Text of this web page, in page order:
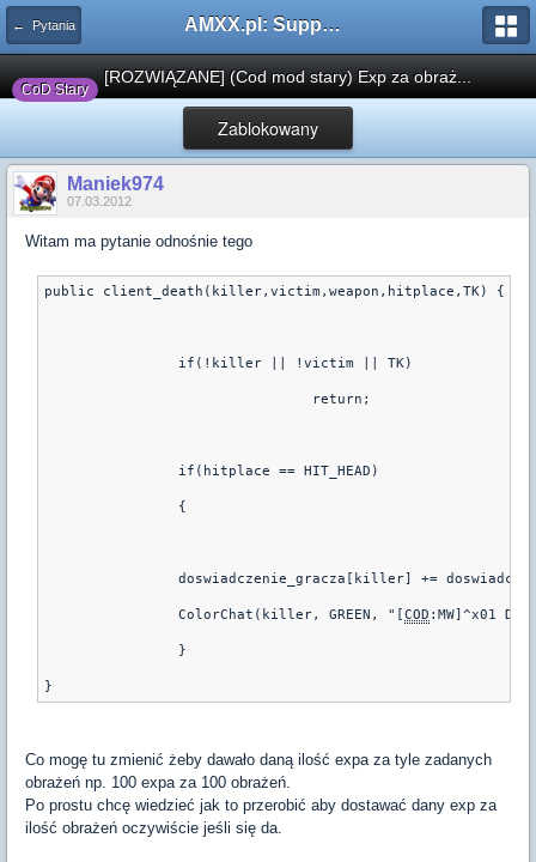
← Pytania AMXX.pl: Support AMX Mod X i SourceMod
CoD Stary
[ROZWIĄZANE] (Cod mod stary) Exp za obraż...
Zablokowany
Maniek974
07.03.2012
Witam ma pytanie odnośnie tego
public client_death(killer,victim,weapon,hitplace,TK) {
		if(!killer || !victim || TK)
				return;
		if(hitplace == HIT_HEAD)
		{
doswiadczenie_gracza[killer] +=
		ColorChat(killer, GREEN, "[
COD :MW]^x01
		}
Co mogę tu zmienić żeby dawało daną ilość expa za tyle zadanych
obrażeń np. 100 expa za 100 obrażeń.
Po prostu chcę wiedzieć jak to przerobić aby dostawać dany exp za
ilość obrażeń oczywiście jeśli się da.